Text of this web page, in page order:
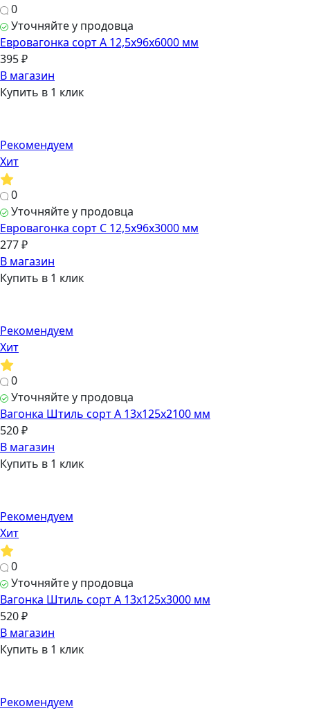
0
Уточняйте у продовца
Евровагонка сорт А 12,5х96х6000 мм
395 ₽
В магазин
Купить в 1 клик
Рекомендуем
Хит
0
Уточняйте у продовца
Евровагонка сорт C 12,5х96х3000 мм
277 ₽
В магазин
Купить в 1 клик
Рекомендуем
Хит
0
Уточняйте у продовца
Вагонка Штиль сорт А 13х125х2100 мм
520 ₽
В магазин
Купить в 1 клик
Рекомендуем
Хит
0
Уточняйте у продовца
Вагонка Штиль сорт А 13х125х3000 мм
520 ₽
В магазин
Купить в 1 клик
Рекомендуем